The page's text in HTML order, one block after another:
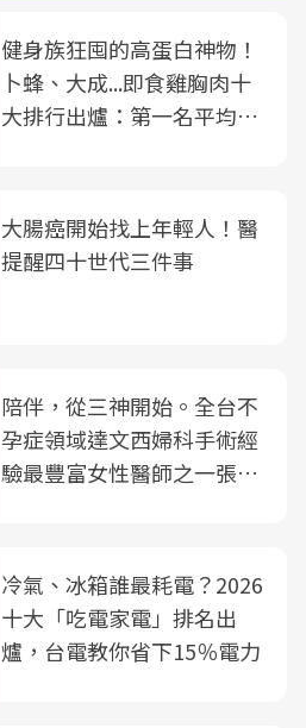
健身族狂囤的高蛋白神物！
卜蜂、大成...即食雞胸肉十
大排行出爐：第一名平均一
大腸癌開始找上年輕人！醫
提醒四十世代三件事
陪伴，從三神開始。全台不
孕症領域達文西婦科手術經
驗最豐富女性醫師之一張永
光田醫院建構360度女性健
康照護生態圈
冷氣、冰箱誰最耗電？2026
十大「吃電家電」排名出
爐，台電教你省下15％電力